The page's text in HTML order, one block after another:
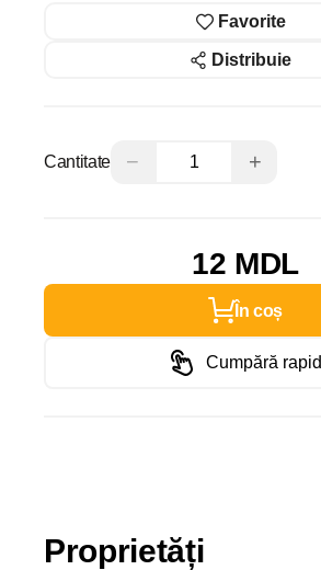
Favorite
Distribuie
Cantitate − +
12 MDL
În coș
Cumpără rapid
Proprietăți